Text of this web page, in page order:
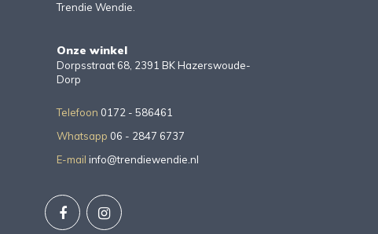
Trendie Wendie.
Onze winkel
Dorpsstraat 68, 2391 BK Hazerswoude-
Dorp
Telefoon 0172 - 586461
Whatsapp 06 - 2847 6737
E-mail info@trendiewendie.nl